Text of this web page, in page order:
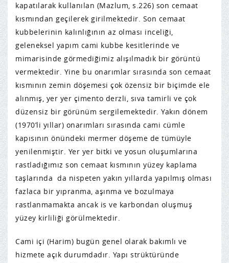
kapatılarak kullanılan (Mazlum, s.226) son cemaat
kısmından geçilerek girilmektedir. Son cemaat
kubbelerinin kalınlığının az olması inceliği,
geleneksel yapım cami kubbe kesitlerinde ve
mimarisinde görmediğimiz alışılmadık bir görüntü
vermektedir. Yine bu onarımlar sırasında son cemaat
kısmının zemin döşemesi çok özensiz bir biçimde ele
alınmış, yer yer çimento derzli, sıva tamirli ve çok
düzensiz bir görünüm sergilemektedir. Yakın dönem
(1970’li yıllar) onarımları sırasında cami cümle
kapısının önündeki mermer döşeme de tümüyle
yenilenmiştir. Yer yer bitki ve yosun oluşumlarına
rastladığımız son cemaat kısmının yüzey kaplama
taşlarında da nispeten yakın yıllarda yapılmış olması
fazlaca bir yıpranma, aşınma ve bozulmaya
rastlanmamakta ancak is ve karbondan oluşmuş
yüzey kirliliği görülmektedir.
Cami içi (Harim) bugün genel olarak bakımlı ve
hizmete açık durumdadır. Yapı strüktüründe